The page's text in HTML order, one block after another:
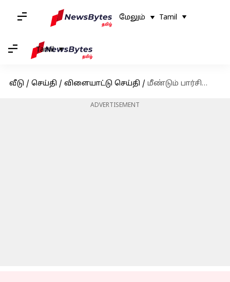
மேலும் Tamil
Tamil
வீடு / செய்தி / விளையாட்டு செய்தி / மீண்டும் பார்சிலோனாவுக்கு திரும்ப விரும்பும் லியோனல் மெஸ்ஸி!
ADVERTISEMENT